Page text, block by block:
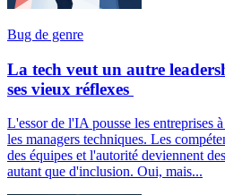
Bug de genre
La tech veut un autre
ses vieux réflexes
L'essor de l'IA pousse les entreprises
les managers techniques. Les
des équipes et l'autorité deviennent
autant que d'inclusion. Oui, mais...